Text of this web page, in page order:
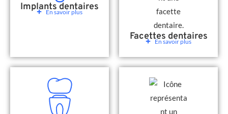
Implants dentaires
En savoir plus
Facettes dentaires
En savoir plus